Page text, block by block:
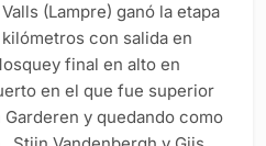
(Lampre) ganó la etapa
con salida en
final en alto en
en el que fue superior
y quedando como